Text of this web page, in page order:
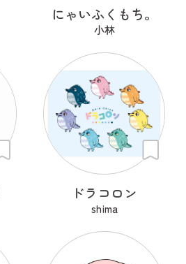
にゃいふくもち。
小林
ドラコロン
shima